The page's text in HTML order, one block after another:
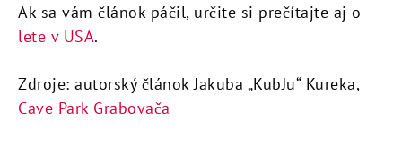
Ak sa vám článok páčil, určite si prečítajte aj o
lete v USA.
Zdroje: autorský článok Jakuba „KubJu“ Kureka,
Cave Park Grabovača